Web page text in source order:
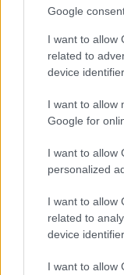
Google
I want to allow
related to
device
I want to allow
Google for
I want to allow
personalized
I want to allow
related to
device
I want to allow
Jacques Burger,
Fotó: Matt Lewis -